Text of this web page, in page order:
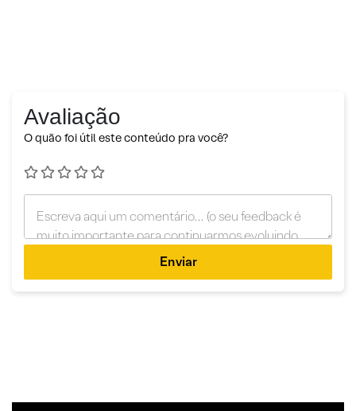
Avaliação
O quão foi útil este conteúdo pra você?
Enviar